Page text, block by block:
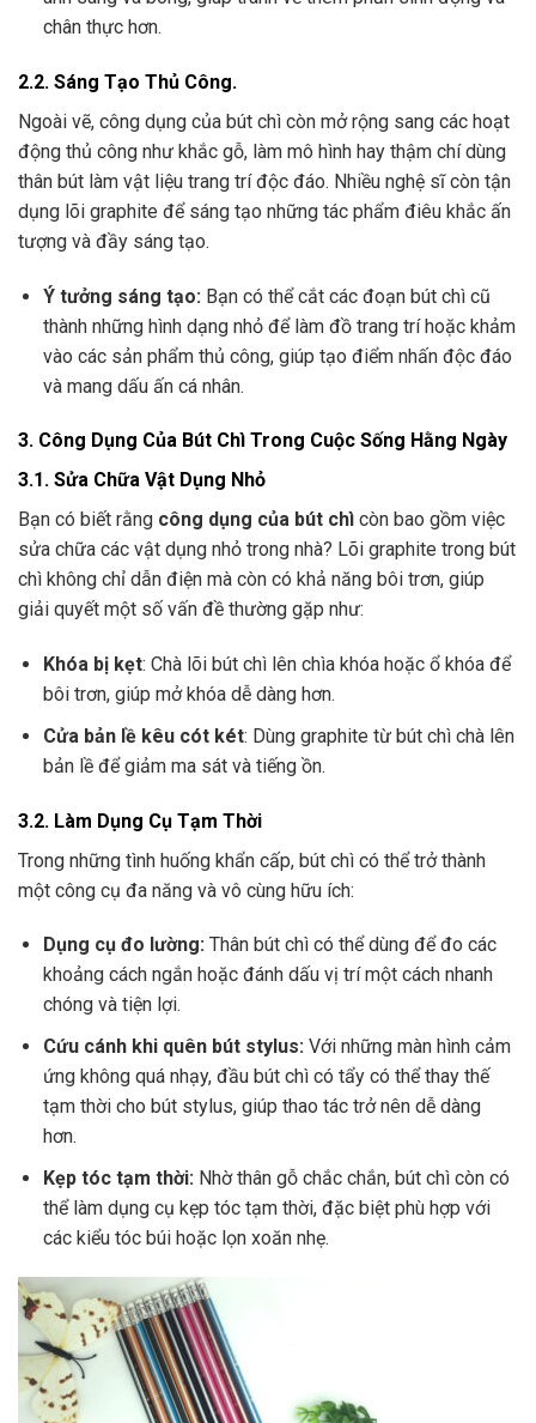
chân thực hơn.
2.2. Sáng Tạo Thủ Công.
Ngoài vẽ, công dụng của bút chì còn mở rộng sang các hoạt
động thủ công như khắc gỗ, làm mô hình hay thậm chí dùng
thân bút làm vật liệu trang trí độc đáo. Nhiều nghệ sĩ còn tận
dụng lõi graphite để sáng tạo những tác phẩm điêu khắc ấn
tượng và đầy sáng tạo.
Ý tưởng sáng tạo: Bạn có thể cắt các đoạn bút chì cũ
thành những hình dạng nhỏ để làm đồ trang trí hoặc khảm
vào các sản phẩm thủ công, giúp tạo điểm nhấn độc đáo
và mang dấu ấn cá nhân.
3. Công Dụng Của Bút Chì Trong Cuộc Sống Hằng Ngày
3.1. Sửa Chữa Vật Dụng Nhỏ
Bạn có biết rằng công dụng của bút chì còn bao gồm việc
sửa chữa các vật dụng nhỏ trong nhà? Lõi graphite trong bút
chì không chỉ dẫn điện mà còn có khả năng bôi trơn, giúp
giải quyết một số vấn đề thường gặp như:
Khóa bị kẹt: Chà lõi bút chì lên chìa khóa hoặc ổ khóa để
bôi trơn, giúp mở khóa dễ dàng hơn.
Cửa bản lề kêu cót két: Dùng graphite từ bút chì chà lên
bản lề để giảm ma sát và tiếng ồn.
3.2. Làm Dụng Cụ Tạm Thời
Trong những tình huống khẩn cấp, bút chì có thể trở thành
một công cụ đa năng và vô cùng hữu ích:
Dụng cụ đo lường:Thân bút chì có thể dùng để đo các
khoảng cách ngắn hoặc đánh dấu vị trí một cách nhanh
chóng và tiện lợi.
Cứu cánh khi quên bút stylus:Với những màn hình cảm
ứng không quá nhạy, đầu bút chì có tẩy có thể thay thế
tạm thời cho bút stylus, giúp thao tác trở nên dễ dàng
hơn.
Kẹp tóc tạm thời: Nhờ thân gỗ chắc chắn, bút chì còn có
thể làm dụng cụ kẹp tóc tạm thời, đặc biệt phù hợp với
các kiểu tóc búi hoặc lọn xoăn nhẹ.